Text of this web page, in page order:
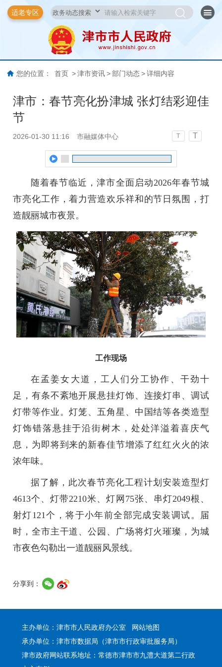
适老专区
您的位置： 首页 > 津市资讯 > 部门动态 > 详细内容
津市：春节亮化扮津城 张灯结彩迎佳
节
2026-01-30 11:16 市融媒体中心 T T
随着春节临近，津市全面启动2026年春节城
市亮化工作，着力营造欢乐祥和的节日氛围，打
造靓丽城市夜景。
工作现场
在孟姜女大道，工人们分工协作、干劲十
足，有条不紊地开展悬挂灯饰、连接灯串、调试
灯带等作业。灯笼、五角星、中国结等各类造型
灯饰错落悬挂于沿街树木，处处洋溢着喜庆气
息，为即将到来的新春佳节增添了红红火火的浓
浓年味。
据了解，此次春节亮化工程计划安装造型灯
4613个、灯带2210米、灯网75张、串灯2049根、
射灯121个，将于小年前全部完成安装调试。届
时，全市主干道、公园、广场将灯火璀璨，为城
市夜色勾勒出一道靓丽风景线。
分享到：
主办单位：津市市人民政府办公室 网站地图
承办单位：津市市数据局（津市市行政审批服务局）
津市政府网站联系地址：常德市津市市九澧大道第二行政